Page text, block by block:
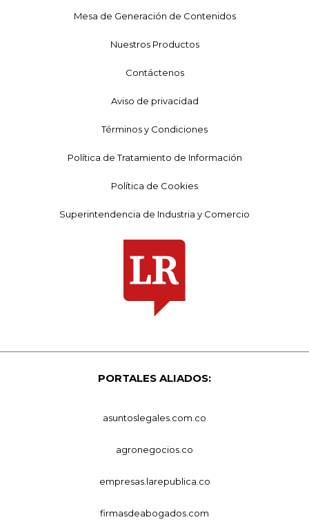
Mesa de Generación de Contenidos
Nuestros Productos
Contáctenos
Aviso de privacidad
Términos y Condiciones
Política de Tratamiento de Información
Política de Cookies
Superintendencia de Industria y Comercio
PORTALES ALIADOS:
asuntoslegales.com.co
agronegocios.co
empresas.larepublica.co
firmasdeabogados.com